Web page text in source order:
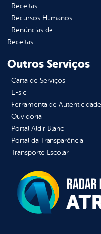
Receitas
Recursos Humanos
Renúncias de
Receitas
Outros Serviços
Carta de Serviços
E-sic
Ferramenta de Autenticidade
Ouvidoria
Portal Aldir Blanc
Portal da Transparência
Transporte Escolar